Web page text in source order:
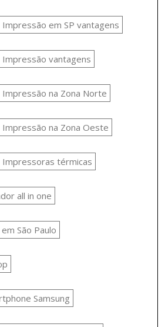
em SP vantagens
vantagens
na Zona Norte
na Zona Oeste
térmicas
all in one
São Paulo
Samsung